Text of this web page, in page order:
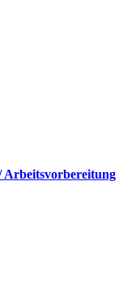
Arbeitsvorbereitung